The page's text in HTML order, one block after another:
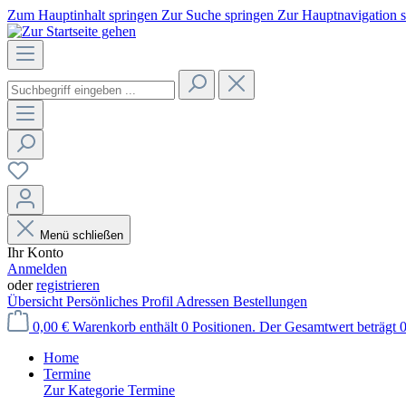
Zum Hauptinhalt springen Zur Suche springen Zur Hauptnavigation
Menü schließen
Ihr Konto
Anmelden
oderregistrieren
Übersicht Persönliches Profil Adressen Bestellungen
0,00 € Warenkorb enthält 0 Positionen. Der Gesamtwert beträgt
Home
Termine
Zur Kategorie Termine